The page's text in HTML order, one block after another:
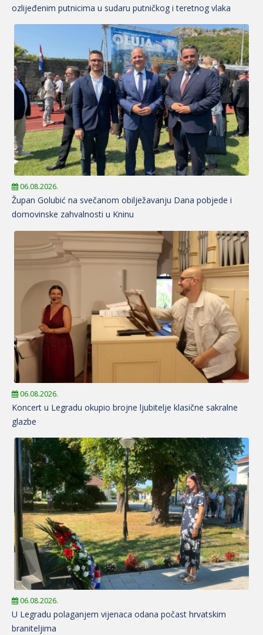
ozlijeđenim putnicima u sudaru putničkog i teretnog vlaka
06.08.2026.
Župan Golubić na svečanom obilježavanju Dana pobjede i
domovinske zahvalnosti u Kninu
06.08.2026.
Koncert u Legradu okupio brojne ljubitelje klasične sakralne
glazbe
06.08.2026.
U Legradu polaganjem vijenaca odana počast hrvatskim
braniteljima